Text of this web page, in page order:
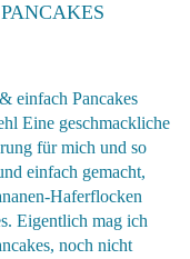
einfach Pancakes
Eine geschmackliche
für mich und so
einfach gemacht,
Haferflocken
Eigentlich mag ich
noch nicht